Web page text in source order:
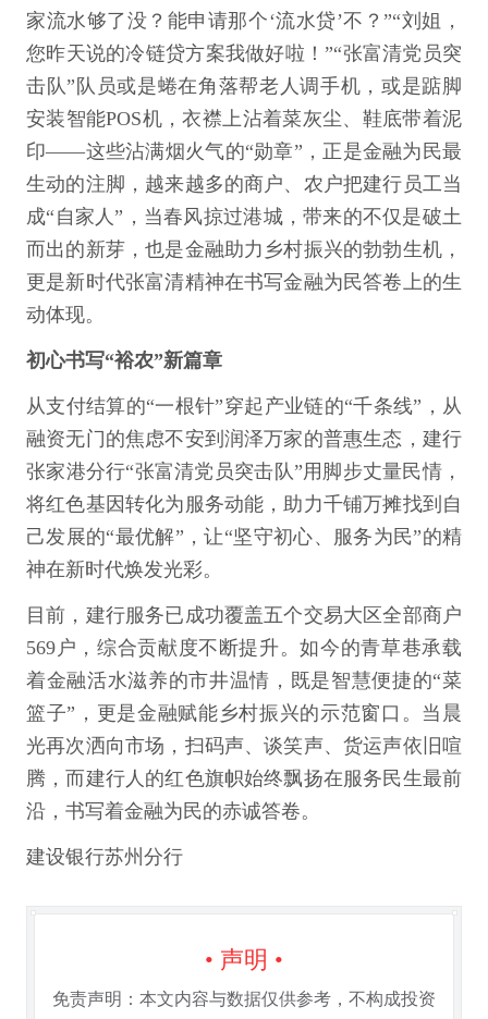
家流水够了没？能申请那个‘流水贷’不？”“刘姐，
您昨天说的冷链贷方案我做好啦！”“张富清党员突
击队”队员或是蜷在角落帮老人调手机，或是踮脚
安装智能POS机，衣襟上沾着菜灰尘、鞋底带着泥
印——这些沾满烟火气的“勋章”，正是金融为民最
生动的注脚，越来越多的商户、农户把建行员工当
成“自家人”，当春风掠过港城，带来的不仅是破土
而出的新芽，也是金融助力乡村振兴的勃勃生机，
更是新时代张富清精神在书写金融为民答卷上的生
动体现。
初心书写“裕农”新篇章
从支付结算的“一根针”穿起产业链的“千条线”，从
融资无门的焦虑不安到润泽万家的普惠生态，建行
张家港分行“张富清党员突击队”用脚步丈量民情，
将红色基因转化为服务动能，助力千铺万摊找到自
己发展的“最优解”，让“坚守初心、服务为民”的精
神在新时代焕发光彩。
目前，建行服务已成功覆盖五个交易大区全部商户
569户，综合贡献度不断提升。如今的青草巷承载
着金融活水滋养的市井温情，既是智慧便捷的“菜
篮子”，更是金融赋能乡村振兴的示范窗口。当晨
光再次洒向市场，扫码声、谈笑声、货运声依旧喧
腾，而建行人的红色旗帜始终飘扬在服务民生最前
沿，书写着金融为民的赤诚答卷。
建设银行苏州分行
• 声明 •
免责声明：本文内容与数据仅供参考，不构成投资